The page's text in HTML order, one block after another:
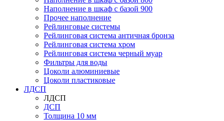
Наполнение в шкаф с базой 900
Прочее наполнение
Рейлинговые системы
Рейлинговая система античная бронза
Рейлинговая система хром
Рейлинговая система черный муар
Фильтры для воды
Цоколи алюминиевые
Цоколи пластиковые
ЛДСП
ЛДСП
ДСП
Толщина 10 мм